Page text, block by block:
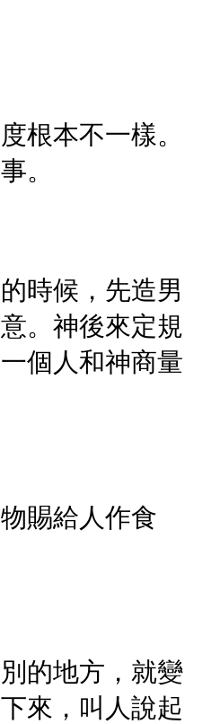
根本不一樣。
。
時候，先造男
。神後來定規
個人和神商量
賜給人作食
的地方，就變
來，叫人說起